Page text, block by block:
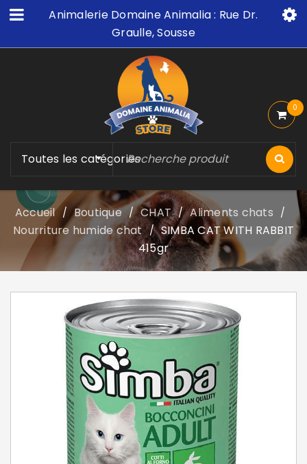
Animalerie Domaine Animalia : Rue Dr.
Graulle, Sousse
Toutes les catégories
0
Accueil / Boutique / CHAT / Aliments chats /
Nourriture humide chat / SIMBA CAT WITH RABBIT
415gr